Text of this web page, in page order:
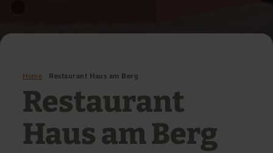
Home Restaurant Haus am Berg
Restaurant
Haus am Berg